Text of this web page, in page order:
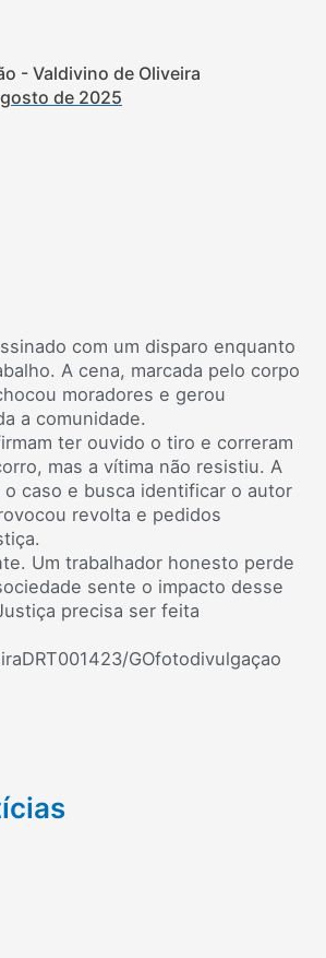
- Valdivino de Oliveira
de 2025
com um disparo enquanto
A cena, marcada pelo corpo
moradores e gerou
a comunidade.
ter ouvido o tiro e correram
mas a vítima não resistiu. A
o caso e busca identificar o autor
revolta e pedidos
Um trabalhador honesto perde
sente o impacto desse
precisa ser feita
GOfotodivulgaçao